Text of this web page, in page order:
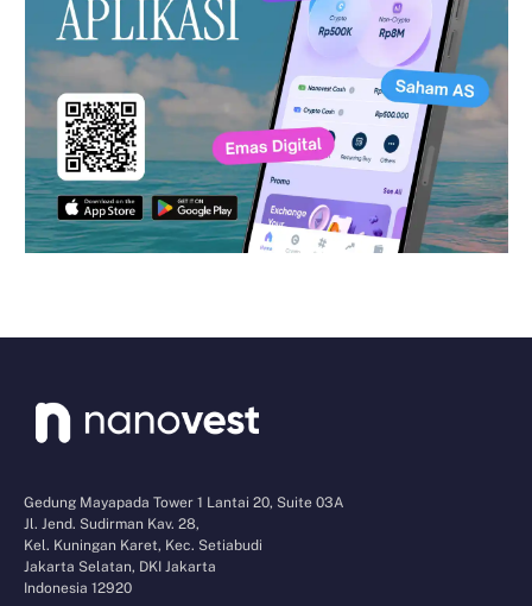
Gedung Mayapada Tower 1 Lantai 20, Suite 03A
Jl. Jend. Sudirman Kav. 28,
Kel. Kuningan Karet, Kec. Setiabudi
Jakarta Selatan, DKI Jakarta
Indonesia 12920